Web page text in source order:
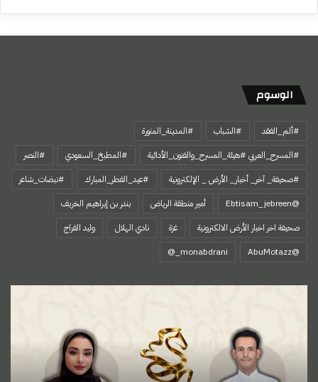
الوسوم
#ألم_الفقد #الشباب
#المدينة_المنورة
#المسرح_العربي #هيئة_المسرح_والفنون_الأدائية
#المطبخ_السعودي
#النصر
#صحيفة_ آخر_ أخبار_ الأرض _ الإلكترونية
#عيد_الفطر_المبارك
#نبضات_شاعر
@Ebtisam_jebreen
أمير منطقة الرياض
بندر بن إبراهيم الخريف
صحيفة اخر اخبار الأرض الالكترونية
غزة نادي الهلال
وليد الفراج
‏@AbuMotazz
مضامين)